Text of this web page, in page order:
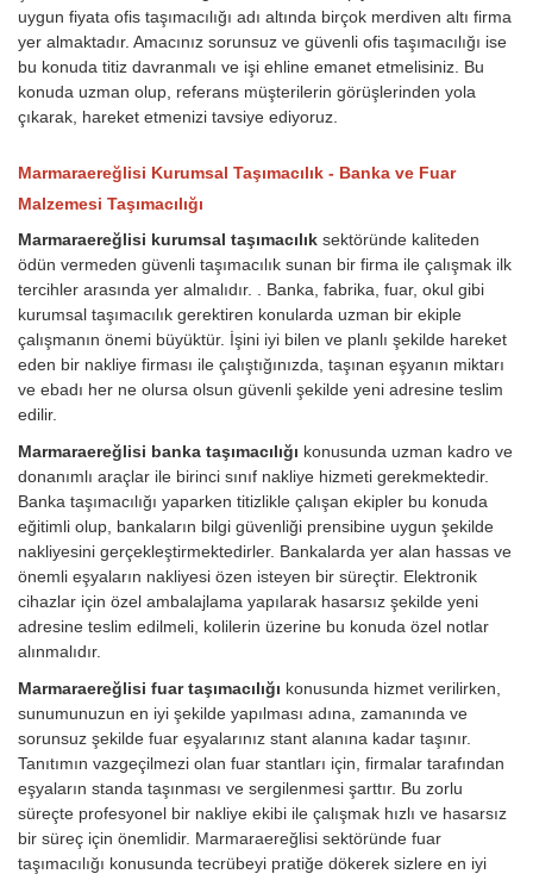
uygun fiyata ofis taşımacılığı adı altında birçok merdiven altı firma
yer almaktadır. Amacınız sorunsuz ve güvenli ofis taşımacılığı ise
bu konuda titiz davranmalı ve işi ehline emanet etmelisiniz. Bu
konuda uzman olup, referans müşterilerin görüşlerinden yola
çıkarak, hareket etmenizi tavsiye ediyoruz.
Marmaraereğlisi Kurumsal Taşımacılık - Banka ve Fuar
Malzemesi Taşımacılığı
Marmaraereğlisi kurumsal taşımacılık sektöründe kaliteden
ödün vermeden güvenli taşımacılık sunan bir firma ile çalışmak ilk
tercihler arasında yer almalıdır. . Banka, fabrika, fuar, okul gibi
kurumsal taşımacılık gerektiren konularda uzman bir ekiple
çalışmanın önemi büyüktür. İşini iyi bilen ve planlı şekilde hareket
eden bir nakliye firması ile çalıştığınızda, taşınan eşyanın miktarı
ve ebadı her ne olursa olsun güvenli şekilde yeni adresine teslim
edilir.
Marmaraereğlisi banka taşımacılığı konusunda uzman kadro ve
donanımlı araçlar ile birinci sınıf nakliye hizmeti gerekmektedir.
Banka taşımacılığı yaparken titizlikle çalışan ekipler bu konuda
eğitimli olup, bankaların bilgi güvenliği prensibine uygun şekilde
nakliyesini gerçekleştirmektedirler. Bankalarda yer alan hassas ve
önemli eşyaların nakliyesi özen isteyen bir süreçtir. Elektronik
cihazlar için özel ambalajlama yapılarak hasarsız şekilde yeni
adresine teslim edilmeli, kolilerin üzerine bu konuda özel notlar
alınmalıdır.
Marmaraereğlisi fuar taşımacılığı konusunda hizmet verilirken,
sunumunuzun en iyi şekilde yapılması adına, zamanında ve
sorunsuz şekilde fuar eşyalarınız stant alanına kadar taşınır.
Tanıtımın vazgeçilmezi olan fuar stantları için, firmalar tarafından
eşyaların standa taşınması ve sergilenmesi şarttır. Bu zorlu
süreçte profesyonel bir nakliye ekibi ile çalışmak hızlı ve hasarsız
bir süreç için önemlidir. Marmaraereğlisi sektöründe fuar
taşımacılığı konusunda tecrübeyi pratiğe dökerek sizlere en iyi